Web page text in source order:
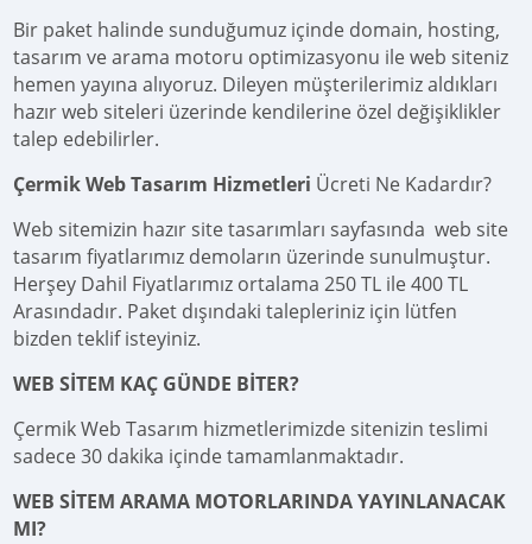
Bir paket halinde sunduğumuz içinde domain, hosting,
tasarım ve arama motoru optimizasyonu ile web siteniz
hemen yayına alıyoruz. Dileyen müşterilerimiz aldıkları
hazır web siteleri üzerinde kendilerine özel değişiklikler
talep edebilirler.
Çermik Web Tasarım Hizmetleri Ücreti Ne Kadardır?
Web sitemizin hazır site tasarımları sayfasında web site
tasarım fiyatlarımız demoların üzerinde sunulmuştur.
Herşey Dahil Fiyatlarımız ortalama 250 TL ile 400 TL
Arasındadır. Paket dışındaki talepleriniz için lütfen
bizden teklif isteyiniz.
WEB SİTEM KAÇ GÜNDE BİTER?
Çermik Web Tasarım hizmetlerimizde sitenizin teslimi
sadece 30 dakika içinde tamamlanmaktadır.
WEB SİTEM ARAMA MOTORLARINDA YAYINLANACAK
MI?